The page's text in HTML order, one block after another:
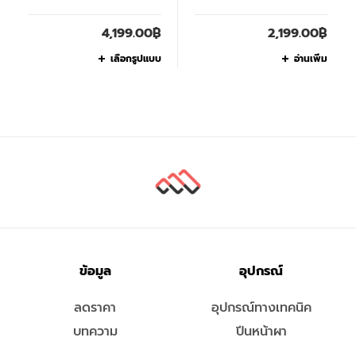
4,199.00฿
เลือกรูปแบบ
2,199.00฿
อ่านเพิ่ม
ข้อมูล
ลดราคา
บทความ
อุปกรณ์
อุปกรณ์ทางเทคนิค
ปีนหน้าผา